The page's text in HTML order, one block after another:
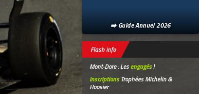
➡️ Guide Annuel 2026
Flash info
Mont-Dore : Lesengagés!
InscriptionsTrophées Michelin &
Hoosier